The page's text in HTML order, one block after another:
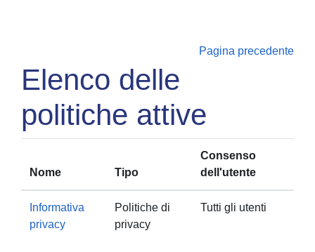
Pagina precedente
Elenco delle
politiche attive
Nome Tipo
Consenso
dell'utente
Informativa
privacy
Politiche di
privacy
Tutti gli utenti